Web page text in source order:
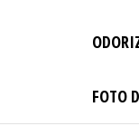
FOTO